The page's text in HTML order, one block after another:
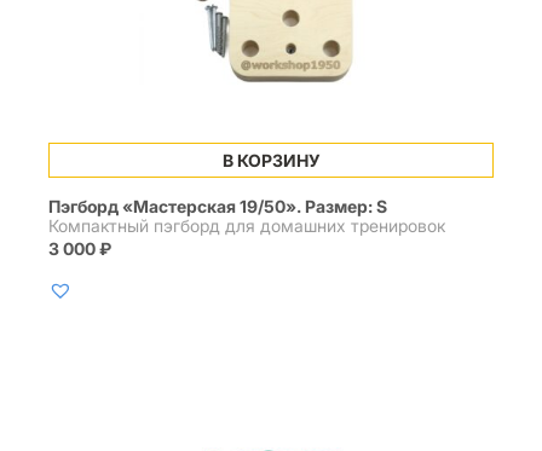
В КОРЗИНУ
Пэгборд «Мастерская 19/50». Размер: S
Компактный пэгборд для домашних тренировок
3 000₽